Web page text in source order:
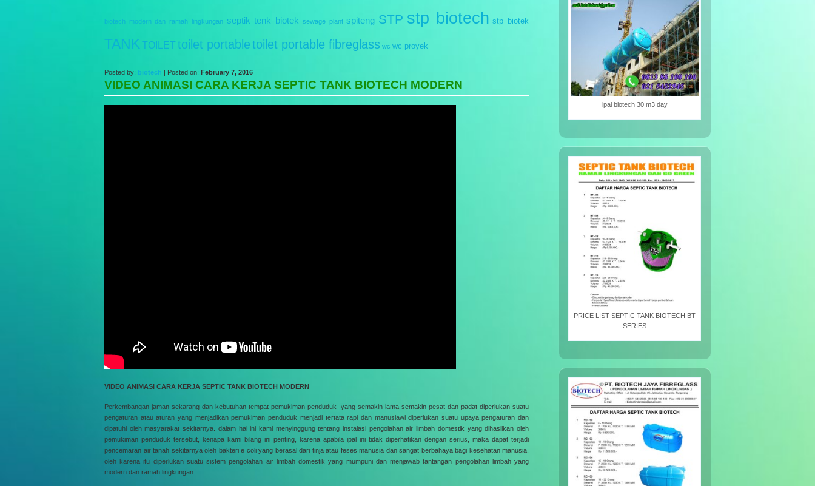
biotech modern dan ramah lingkungan septik tenk biotek sewage plant spiteng STP stp biotech stp biotek
TANK TOILET toilet portabletoilet portable fibreglass wc wc proyek
Posted by: biotech | Posted on: February 7, 2016
VIDEO ANIMASI CARA KERJA SEPTIC TANK BIOTECH MODERN
VIDEO ANIMASI CARA KERJA SEPTIC TANK BIOTECH MODERN
Perkembangan jaman sekarang dan kebutuhan tempat pemukiman penduduk yang semakin lama semakin pesat dan padat diperlukan suatu
pengaturan atau aturan yang menjadikan pemukiman penduduk menjadi tertata rapi dan manusiawi diperlukan suatu upaya pengaturan dan
dipatuhi oleh masyarakat sekitarnya. dalam hal ini kami menyinggung tentang instalasi pengolahan air limbah domestik yang dihasilkan oleh
pemukiman penduduk tersebut, kenapa kami bilang ini penting, karena apabila ipal ini tidak diperhatikan dengan serius, maka dapat terjadi
pencemaran air tanah sekitarnya oleh bakteri e coli yang berasal dari tinja atau feses manusia dan sangat berbahaya bagi kesehatan manusia,
oleh karena itu diperlukan suatu sistem pengolahan air limbah domestik yang mumpuni dan menjawab tantangan pengolahan limbah yang
modern dan ramah lingkungan.
ipal biotech 30 m3 day
PRICE LIST SEPTIC TANK BIOTECH BT
SERIES